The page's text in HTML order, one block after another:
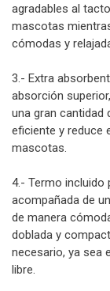
agradables al
mascotas
cómodas y
3.- Extra
absorción
una gran cantidad
eficiente y reduce
mascotas.
4.- Termo incluido
acompañada de
de manera
doblada y
necesario, ya sea
libre.